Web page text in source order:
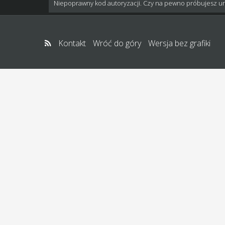
Niepoprawny kod autoryzacji. Czy na pewno próbujesz
Kontakt Wróć do góry Wersja bez grafiki